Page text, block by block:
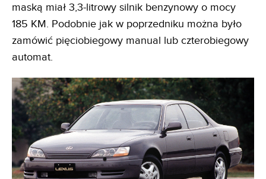
maską miał 3,3-litrowy silnik benzynowy o mocy
185 KM. Podobnie jak w poprzedniku można było
zamówić pięciobiegowy manual lub czterobiegowy
automat.